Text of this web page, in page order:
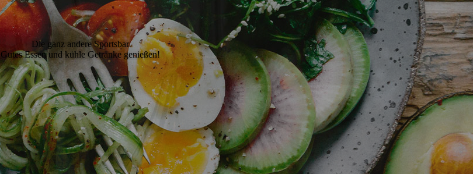
Die ganz andere Sportsbar
Gutes Essen und kühle Getränke genießen!